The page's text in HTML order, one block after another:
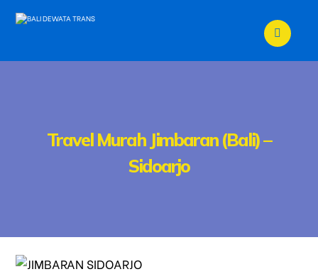
Travel Murah Jimbaran (Bali) –
Sidoarjo